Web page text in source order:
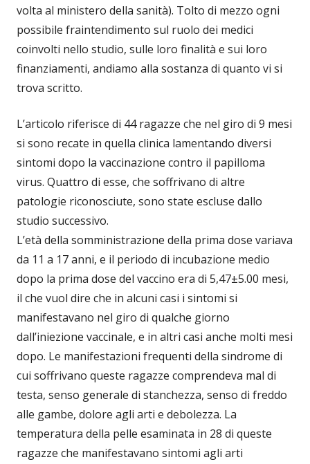
volta al ministero della sanità). Tolto di mezzo ogni
possibile fraintendimento sul ruolo dei medici
coinvolti nello studio, sulle loro finalità e sui loro
finanziamenti, andiamo alla sostanza di quanto vi si
trova scritto.
L’articolo riferisce di 44 ragazze che nel giro di 9 mesi
si sono recate in quella clinica lamentando diversi
sintomi dopo la vaccinazione contro il papilloma
virus. Quattro di esse, che soffrivano di altre
patologie riconosciute, sono state escluse dallo
studio successivo.
L’età della somministrazione della prima dose variava
da 11 a 17 anni, e il periodo di incubazione medio
dopo la prima dose del vaccino era di 5,47±5.00 mesi,
il che vuol dire che in alcuni casi i sintomi si
manifestavano nel giro di qualche giorno
dall’iniezione vaccinale, e in altri casi anche molti mesi
dopo. Le manifestazioni frequenti della sindrome di
cui soffrivano queste ragazze comprendeva mal di
testa, senso generale di stanchezza, senso di freddo
alle gambe, dolore agli arti e debolezza. La
temperatura della pelle esaminata in 28 di queste
ragazze che manifestavano sintomi agli arti